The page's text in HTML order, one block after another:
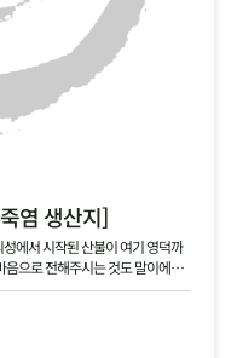
염 생산지]
에서 시작된 산불이 여기 영덕까
으로 전해주시는 것도 말이에요.
다시 힘을 내겠습니다. 진심으로